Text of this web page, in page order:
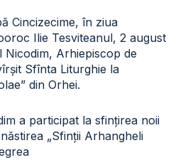
Cincizecime, în ziua
Ilie Tesviteanul, 2 august
Arhiepiscop de
Sfînta Liturghie la
din Orhei.
a participat la sfințirea noii
„Sfinții Arhangheli